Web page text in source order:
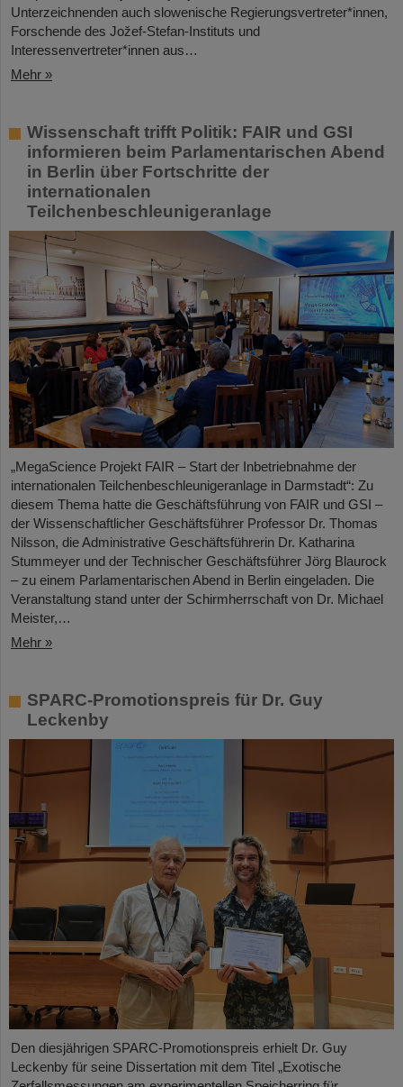
Unterzeichnenden auch slowenische Regierungsvertreter*innen,
Forschende des Jožef-Stefan-Instituts und
Interessenvertreter*innen aus…
Mehr »
Wissenschaft trifft Politik: FAIR und GSI
informieren beim Parlamentarischen Abend
in Berlin über Fortschritte der
internationalen
Teilchenbeschleunigeranlage
„MegaScience Projekt FAIR – Start der Inbetriebnahme der
internationalen Teilchenbeschleunigeranlage in Darmstadt“: Zu
diesem Thema hatte die Geschäftsführung von FAIR und GSI –
der Wissenschaftlicher Geschäftsführer Professor Dr. Thomas
Nilsson, die Administrative Geschäftsführerin Dr. Katharina
Stummeyer und der Technischer Geschäftsführer Jörg Blaurock
– zu einem Parlamentarischen Abend in Berlin eingeladen. Die
Veranstaltung stand unter der Schirmherrschaft von Dr. Michael
Meister,…
Mehr »
SPARC-Promotionspreis für Dr. Guy
Leckenby
Den diesjährigen SPARC-Promotionspreis erhielt Dr. Guy
Leckenby für seine Dissertation mit dem Titel „Exotische